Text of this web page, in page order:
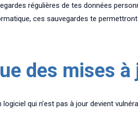
régulières de tes données
ces sauvegardes te
des mises
logiciel qui n’est pas à jour devient